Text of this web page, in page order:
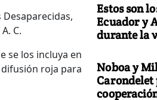
C.
se los incluya en
roja para
Estos son
Ecuador y
durante la
Noboa y